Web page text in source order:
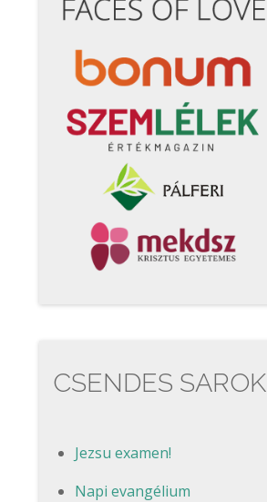
CSENDES SAROK
Jezsu examen!
Napi evangélium